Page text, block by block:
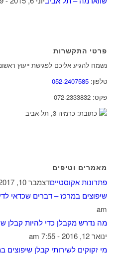
פרטי התקשרות
נשמח להגיע אליכם לפגישת ייעוץ
טלפון: 052-2407585
פקס: 072-2333832
כתובת: כרמיה 3, תל-אביב
מאמרים וטיפים
פתרונות אקוסטייםדצמבר 10, 2017 - 3:44 pm
שיפוצים במרכז – דברים שכדאי
am
מה נדרש מקבלן כדי להיות קבלן
ינואר 12, 2016 - 7:55 am
מי זקוקים לשירותי קבלן שיפוצים